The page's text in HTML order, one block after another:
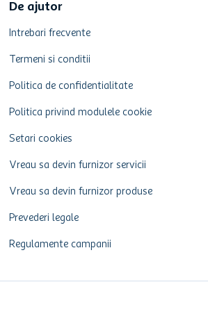
De ajutor
Intrebari frecvente
Termeni si conditii
Politica de confidentialitate
Politica privind modulele cookie
Setari cookies
Vreau sa devin furnizor servicii
Vreau sa devin furnizor produse
Prevederi legale
Regulamente campanii